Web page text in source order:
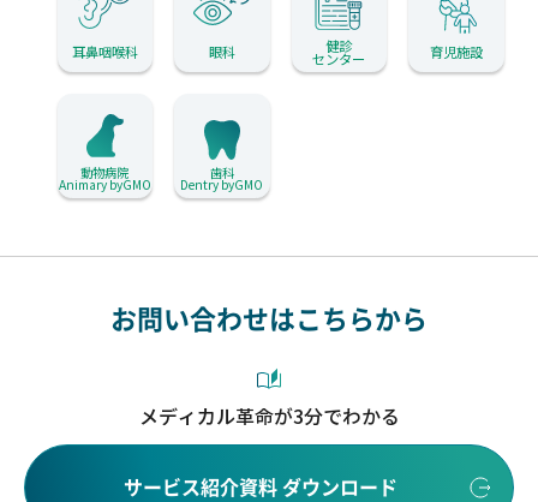
耳鼻咽喉科 眼科 健診
センター 育児施設
動物病院
Animary byGMO
歯科
Dentry byGMO
お問い合わせはこちらから
メディカル革命が3分でわかる
サービス紹介資料 ダウンロード